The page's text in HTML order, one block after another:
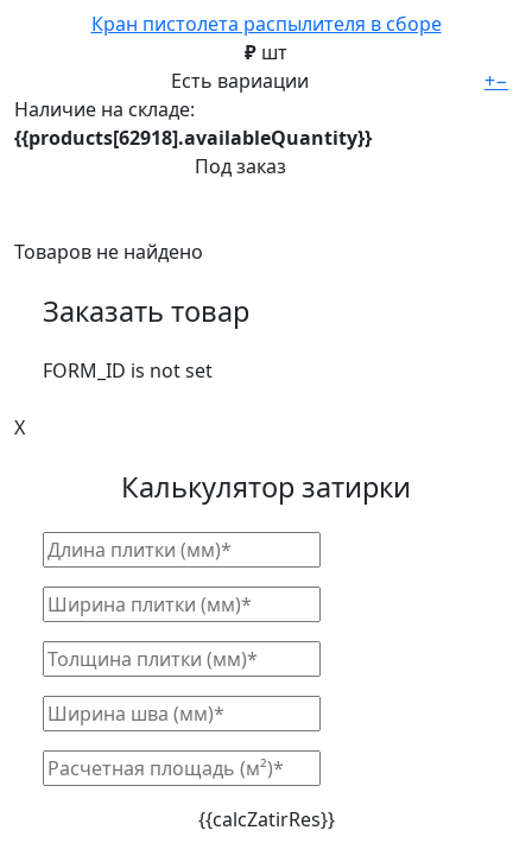
Кран пистолета распылителя в сборе
₽ шт
Есть вариации
Наличие на складе:
{{products[62918].availableQuantity}}
Под заказ
+−
Товаров не найдено
Заказать товар
FORM_ID is not set
X
Калькулятор затирки
{{calcZatirRes}}